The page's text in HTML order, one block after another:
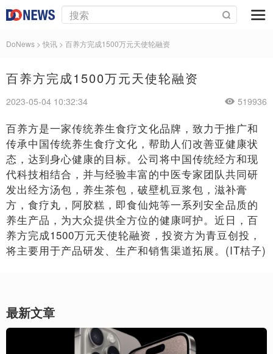
DoNews > 快讯 > 百养方完成1500万元天使轮融资
百养方完成1500万元天使轮融资
2023-05-04 10:32:34 519936
百养方是一家传统养生食疗文化品牌，致力于推广和
传承中国传统养生食疗文化，帮助人们改善亚健康状
态，达到身心健康的目标。公司将中国传统经方和现
代科技相结合，并与经验丰富的中医专家团队共同研
发出经方汤包，养生茶包，破壁机豆浆包，滋补膏
方，食疗丸，阿胶糕，即食仙炖等一系列安全品质的
养生产品，为大众提供全方位的健康呵护。近日，百
养方完成1500万元天使轮融资，投资方为青豆创投，
将主要用于产品研发、生产和销售渠道拓展。(IT桔子)
最新文章